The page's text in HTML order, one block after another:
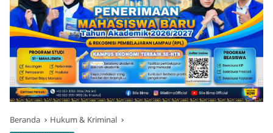
Beranda Hukum & Kriminal